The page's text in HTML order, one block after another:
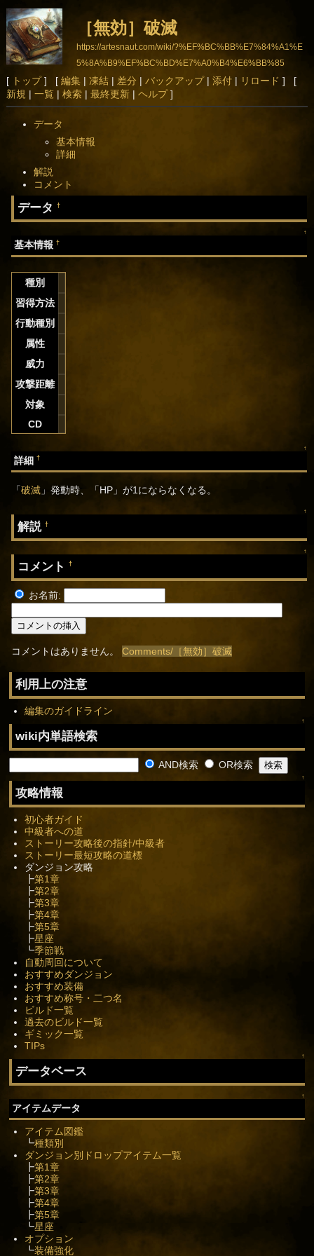
［無効］破滅
https://artesnaut.com/wiki/?%EF%BC%BB%E7%84%A1%E
5%8A%B9%EF%BC%BD%E7%A0%B4%E6%BB%85
[ トップ] [ 編集| 凍結| 差分 | バックアップ| 添付| リロード ] [
新規 | 一覧 | 検索| 最終更新| ヘルプ]
データ
基本情報
詳細
解説
コメント
データ†
↑
基本情報†
種別
習得方法
行動種別
属性
威力
攻撃距離
対象
CD
↑
詳細†
「破滅 」発動時、「HP」が1にならなくなる。
↑
解説†
↑
コメント†
お名前:
コメントはありません。Comments/［無効］破滅
利用上の注意
編集のガイドライン
↑
wiki内単語検索
AND検索 OR検索
↑
攻略情報
初心者ガイド
中級者への道
ストーリー攻略後の指針/中級者
ストーリー最短攻略の道標
ダンジョン攻略
┣第1章
┣第2章
┣第3章
┣第4章
┣第5章
┣星座
┗季節戦
自動周回について
おすすめダンジョン
おすすめ装備
おすすめ称号・二つ名
ビルド一覧
過去のビルド一覧
ギミック一覧
TIPs
↑
データベース
↑
アイテムデータ
アイテム図鑑
┗種類別
ダンジョン別ドロップアイテム一覧
┣第1章
┣第2章
┣第3章
┣第4章
┣第5章
┗星座
オプション
┗装備強化